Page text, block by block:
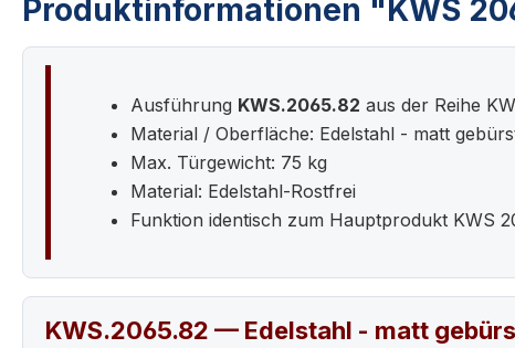
Produktinformationen "KWS
Ausführung KWS.2065.82 aus der Reihe
Material / Oberfläche: Edelstahl - matt
Max. Türgewicht: 75 kg
Material: Edelstahl-Rostfrei
Funktion identisch zum Hauptprodukt KWS
KWS.2065.82 — Edelstahl - matt